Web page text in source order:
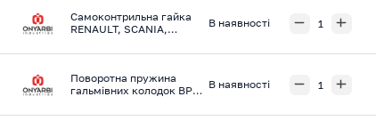
Самоконтрильна гайка
RENAULT, SCANIA,
KÄSSBOHRER, ONYARBI
В наявності
Поворотна пружина
гальмівних колодок BPW, В наявності